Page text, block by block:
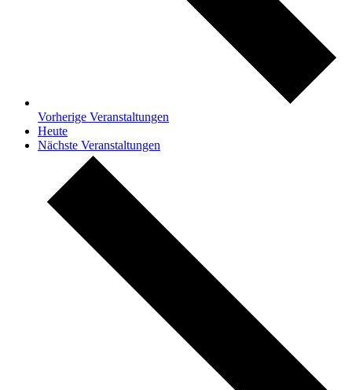
Vorherige Veranstaltungen
Heute
Nächste Veranstaltungen